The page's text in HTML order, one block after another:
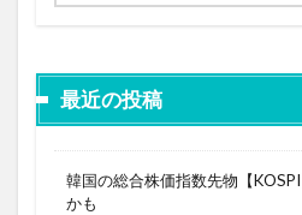
最近の投稿
韓国の総合株価指数先物【
かも